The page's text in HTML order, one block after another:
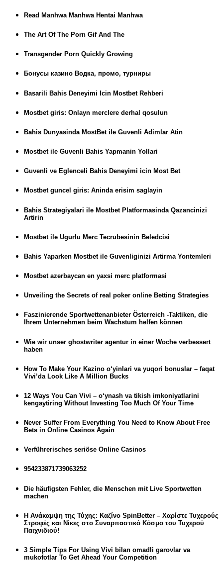
Read Manhwa Manhwa Hentai Manhwa
The Art Of The Porn Gif And The
Transgender Porn Quickly Growing
Бонусы казино Водка, промо, турниры
Basarili Bahis Deneyimi Icin Mostbet Rehberi
Mostbet giris: Onlayn merclere derhal qosulun
Bahis Dunyasinda MostBet ile Guvenli Adimlar Atin
Mostbet ile Guvenli Bahis Yapmanin Yollari
Guvenli ve Eglenceli Bahis Deneyimi icin Most Bet
Mostbet guncel giris: Aninda erisim saglayin
Bahis Strategiyalari ile Mostbet Platformasinda Qazancinizi
Artirin
Mostbet ile Ugurlu Merc Tecrubesinin Beledcisi
Bahis Yaparken Mostbet ile Guvenliginizi Artirma Yontemleri
Mostbet azerbaycan en yaxsi merc platformasi
Unveiling the Secrets of real poker online Betting Strategies
Faszinierende Sportwettenanbieter Österreich -Taktiken, die
Ihrem Unternehmen beim Wachstum helfen können
Wie wir unser ghostwriter agentur in einer Woche verbessert
haben
How To Make Your Kazino o‘yinlari va yuqori bonuslar – faqat
Vivi’da Look Like A Million Bucks
12 Ways You Can Vivi – o‘ynash va tikish imkoniyatlarini
kengaytiring Without Investing Too Much Of Your Time
Never Suffer From Everything You Need to Know About Free
Bets in Online Casinos Again
Verführerisches seriöse Online Casinos
954233871739063252
Die häufigsten Fehler, die Menschen mit Live Sportwetten
machen
Η Ανάκαμψη της Τύχης: Καζίνο SpinBetter – Χαρίστε Τυχερούς
Στροφές και Νίκες στο Συναρπαστικό Κόσμο του Τυχερού
Παιχνιδιού!
3 Simple Tips For Using Vivi bilan omadli garovlar va
mukofotlar To Get Ahead Your Competition